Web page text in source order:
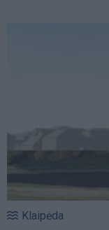
Klaipėda